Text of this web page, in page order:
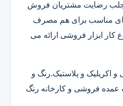
جلب رضایت مشتریان فروش
مناسب برای هم مصرف
ابزار فروشی ارائه می
اکریلیک و پلاستیک.رنگ و
فروشی و کارخانه رنگ